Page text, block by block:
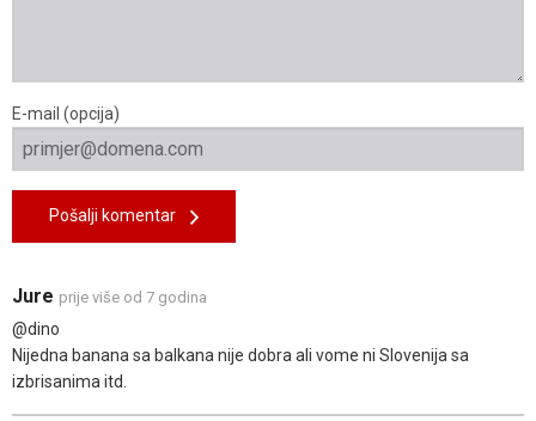
E-mail (opcija)
Pošalji komentar
Jure prije više od 7 godina
@dino
Nijedna banana sa balkana nije dobra ali vome ni Slovenija sa
izbrisanima itd.